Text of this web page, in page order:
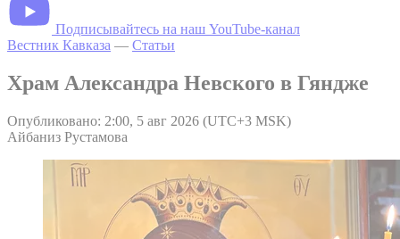
Подписывайтесь на наш YouTube-канал
Вестник Кавказа — Статьи
Храм Александра Невского в Гяндже
Опубликовано: 2:00, 5 авг 2026 (UTC+3 MSK)
Айбаниз Рустамова